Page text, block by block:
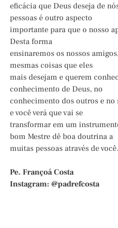
eficácia que Deus deseja de
pessoas é outro aspecto
importante para que o nosso
Desta forma
ensinaremos os nossos
mesmas coisas que eles
mais desejam e querem
conhecimento de Deus, no
conhecimento dos outros e
e você verá que vai se
transformar em um
bom Mestre dê boa doutrina a
muitas pessoas através de você.
Pe. Françoá Costa
Instagram: @padrefcosta